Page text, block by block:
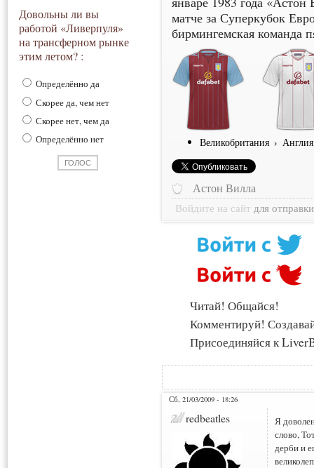
Довольны ли вы
работой «Ливерпуля»
на трансферном рынке
этим летом? :
Определённо да
Скорее да, чем нет
Скорее нет, чем да
Определённо нет
матче за Суперкубок
бирмингемская команда
Великобритания › Англия
Астон Вилла
Войдите на сайт для
Читай! Общайся!
Комментируй!
Присоединяйся к
Сб, 21/03/2009 - 18:26
redbeatles
Я
слово,
дерби и